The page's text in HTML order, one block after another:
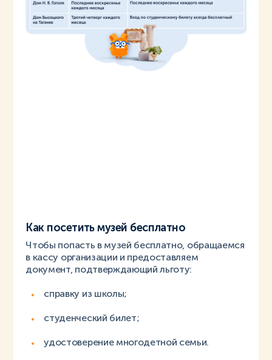
Как посетить музей бесплатно
Чтобы попасть в музей бесплатно, обращаемся
в кассу организации и предоставляем
документ, подтверждающий льготу:
справку из школы;
студенческий билет;
удостоверение многодетной семьи.